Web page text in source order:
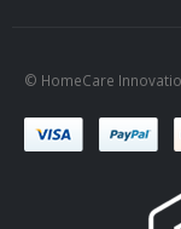
© HomeCare